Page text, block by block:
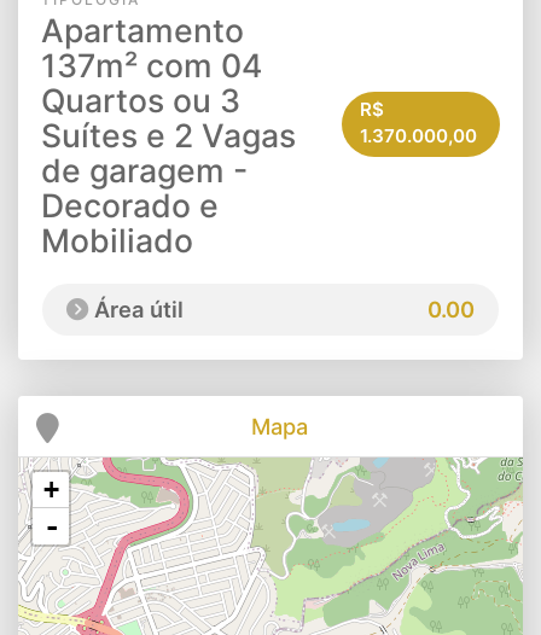
Apartamento
137m² com 04
Quartos ou 3
Suítes e 2 Vagas
de garagem -
Decorado e
Mobiliado
R$
1.370.000,00
Área útil 0.00
Mapa
+
-